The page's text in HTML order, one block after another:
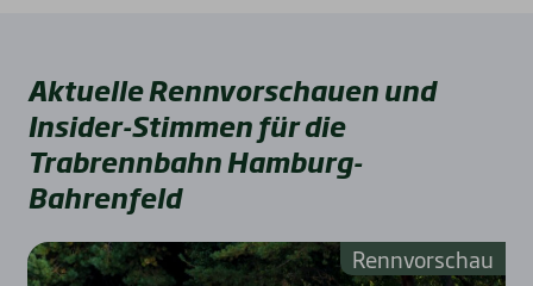
Aktuelle Rennvorschauen und
Insider-Stimmen für die
Trabrennbahn Hamburg-
Bahrenfeld
Rennvorschau